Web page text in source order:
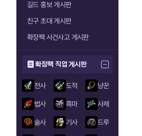
길드 홍보 게시판
친구 초대 게시판
확장팩 사건사고 게시판
확장팩 직업 게시판
전사 도적 냥꾼
법사 흑마 사제
술사 기사 드루